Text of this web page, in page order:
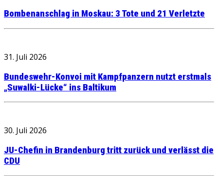
Bombenanschlag in Moskau: 3 Tote und 21 Verletzte
31. Juli 2026
Bundeswehr-Konvoi mit Kampfpanzern nutzt erstmals
„Suwalki-Lücke“ ins Baltikum
30. Juli 2026
JU-Chefin in Brandenburg tritt zurück und verlässt die
CDU